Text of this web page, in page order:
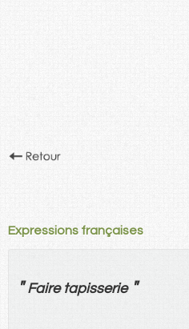
Expressions françaises
" Faire tapisserie "